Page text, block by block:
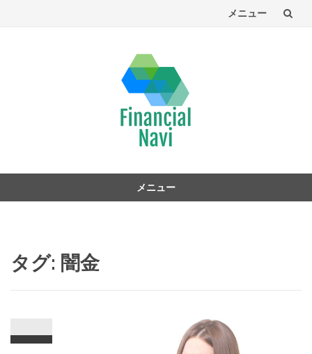
メニュー
へ
メニュー
タグ: 闇金